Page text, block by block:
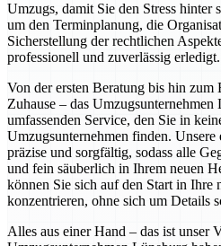
Umzugs, damit Sie den Stress hinter
um den Terminplanung, die
Sicherstellung der rechtlichen
professionell und zuverlässig erledigt.
Von der ersten Beratung bis hin zum
Zuhause – das
umfassenden Service, den Sie in
Umzugsunternehmen finden. Unsere
präzise und sorgfältig, sodass alle
und fein säuberlich in Ihrem neuen
können Sie sich auf den Start in Ihre
konzentrieren, ohne sich um Details
Alles aus einer Hand – das ist unser